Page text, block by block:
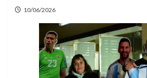
10/06/2026